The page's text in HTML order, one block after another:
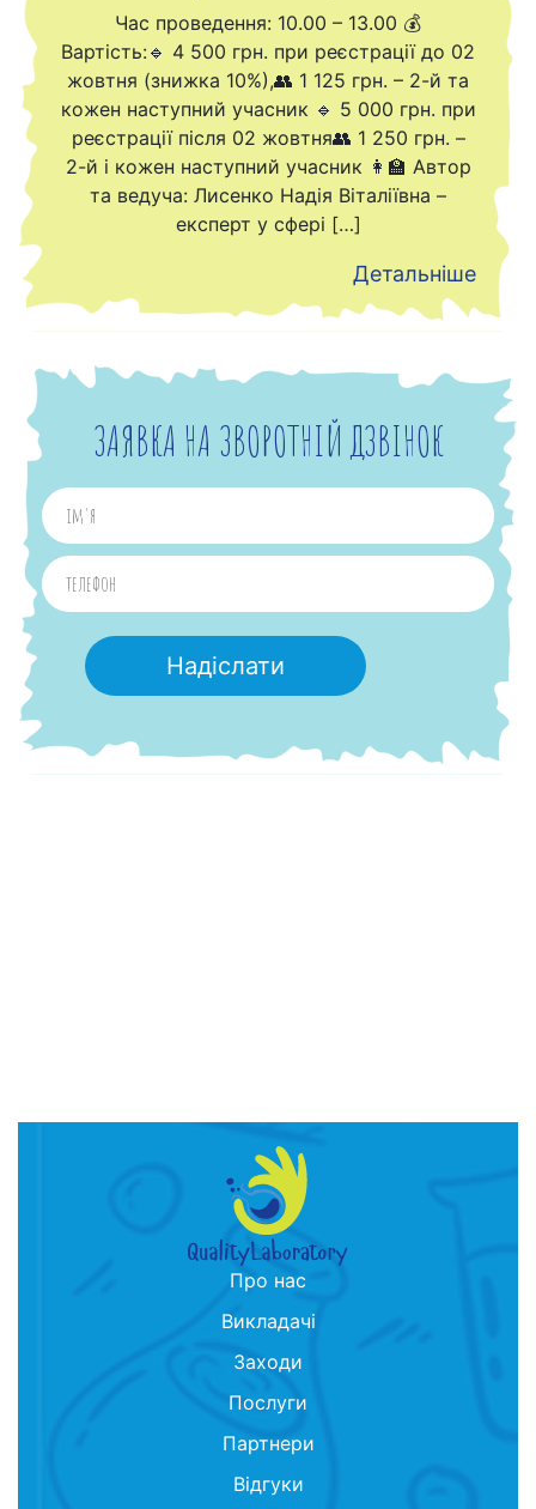
Час проведення: 10.00 – 13.00 💰
Вартість:🔹 4 500 грн. при реєстрації до 02
жовтня (знижка 10%),👥 1 125 грн. – 2-й та
кожен наступний учасник 🔹 5 000 грн. при
реєстрації після 02 жовтня👥 1 250 грн. –
2-й і кожен наступний учасник 👩‍🏫 Автор
та ведуча: Лисенко Надія Віталіївна –
експерт у сфері […]
Детальніше
ЗАЯВКА НА ЗВОРОТНІЙ ДЗВІНОК
Про нас
Викладачі
Заходи
Послуги
Партнери
Відгуки